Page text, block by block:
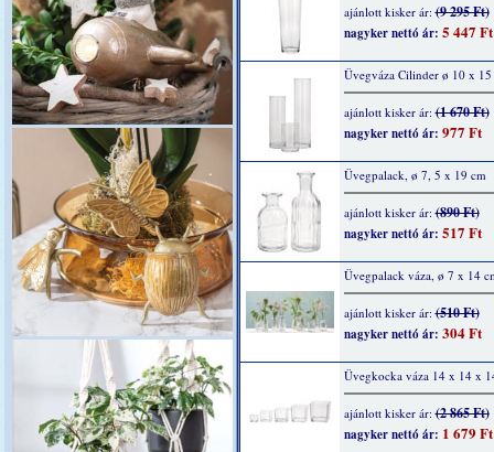
ajánlott kisker ár:(9 295 Ft)
nagyker nettó ár: 5 447 Ft
Üvegváza Cilinder ø 10 x 15
ajánlott kisker ár:(1 670 Ft)
nagyker nettó ár: 977 Ft
Üvegpalack, ø 7, 5 x 19 cm
ajánlott kisker ár:(890 Ft)
nagyker nettó ár: 517 Ft
Üvegpalack váza, ø 7 x 14
ajánlott kisker ár:(510 Ft)
nagyker nettó ár: 304 Ft
Üvegkocka váza 14 x 14 x
ajánlott kisker ár:(2 865 Ft)
nagyker nettó ár: 1 679 Ft